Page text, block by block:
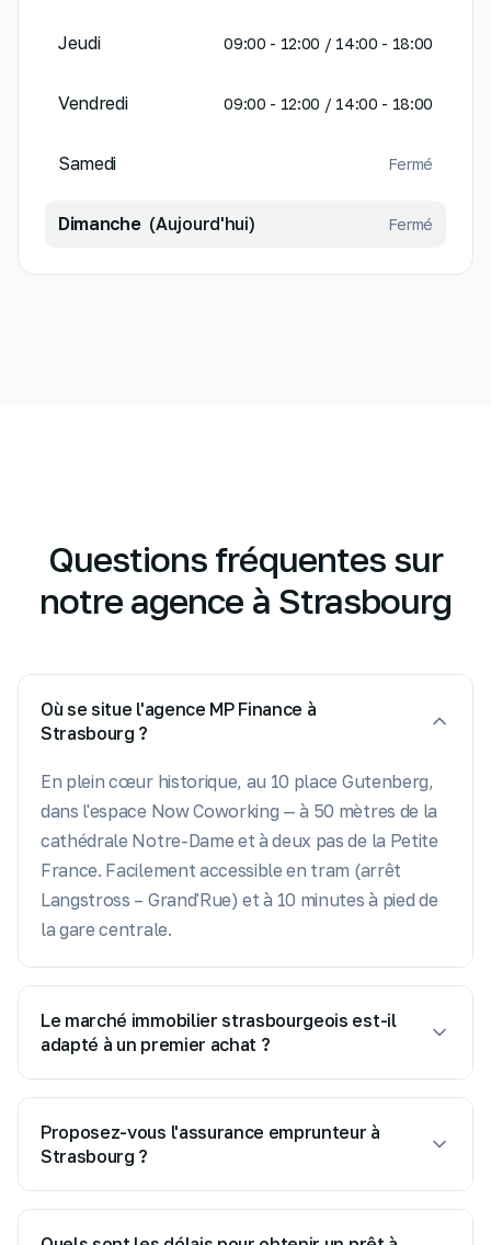
Jeudi 09:00 - 12:00 / 14:00 - 18:00
Vendredi 09:00 - 12:00 / 14:00 - 18:00
Samedi Fermé
Dimanche (Aujourd'hui) Fermé
Questions fréquentes sur
notre agence à Strasbourg
Où se situe l'agence MP Finance à
Strasbourg ?
En plein cœur historique, au 10 place Gutenberg,
dans l'espace Now Coworking — à 50 mètres de la
cathédrale Notre-Dame et à deux pas de la Petite
France. Facilement accessible en tram (arrêt
Langstross – Grand'Rue) et à 10 minutes à pied de
la gare centrale.
Le marché immobilier strasbourgeois est-il
adapté à un premier achat ?
Strasbourg offre des opportunités variées selon
les quartiers — de l'Orangerie au Neudorf, du
Krutenau à la Robertsau. Notre rôle est de
budget et au quartier visé, en tenant compte des
spécificités du marché alsacien.
Proposez-vous l'assurance emprunteur à
Strasbourg ?
Oui, nous comparons les offres d'assurance
emprunteur pour trouver la meilleure couverture